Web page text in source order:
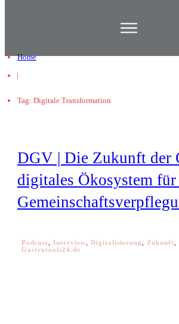
Home
|
Tag: Digitale Transformation
DGV | Die Zukunft der
digitales Ökosystem
Podcast Interview Digitalisierung Zukunft
Gastrotools24.de